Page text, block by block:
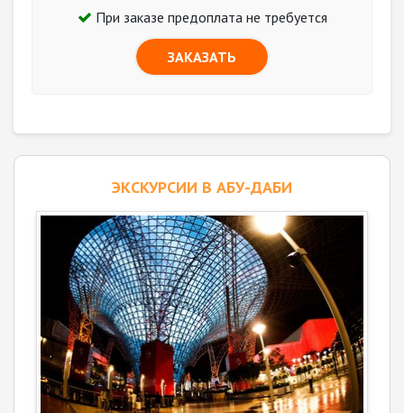
При заказе предоплата не требуется
ЗАКАЗАТЬ
ЭКСКУРСИИ В АБУ-ДАБИ